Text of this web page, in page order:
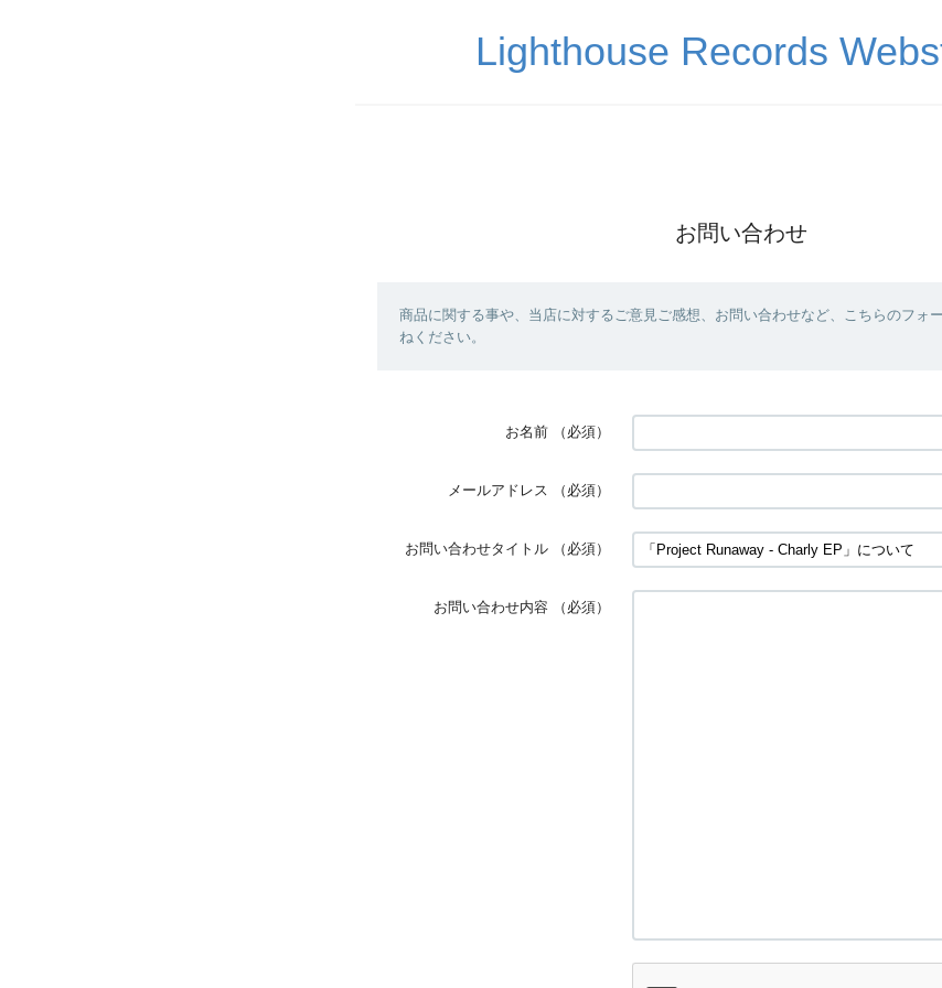
Lighthouse Records
お問い合わせ
商品に関する事や、当店に対するご意見ご感想、お問い合わせなど、こちらのフォ
ねください。
お名前 （必須）
メールアドレス （必須）
お問い合わせタイトル （必須）
お問い合わせ内容 （必須）